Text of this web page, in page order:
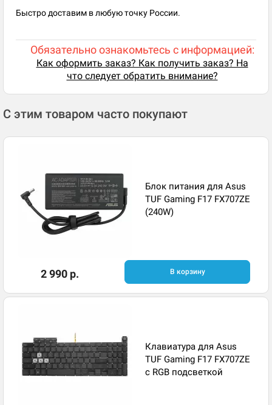
Быстро доставим в любую точку России.
Обязательно ознакомьтесь с информацией:
Как оформить заказ? Как получить заказ? На
что следует обратить внимание?
С этим товаром часто покупают
Блок питания для Asus
TUF Gaming F17 FX707ZE
(240W)
2 990 р. В корзину
Клавиатура для Asus
TUF Gaming F17 FX707ZE
с RGB подсветкой